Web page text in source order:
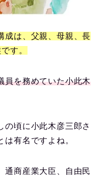
成は、父親、母親、長
す。
員を務めていた小此木
の頃に小此木彦三郎さ
有名ですよね。
通商産業大臣、自由民